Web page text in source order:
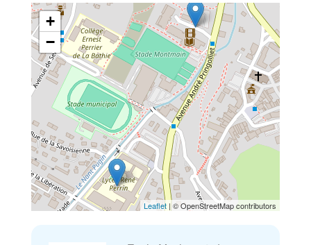
+
−
Leaflet | © OpenStreetMap contributors